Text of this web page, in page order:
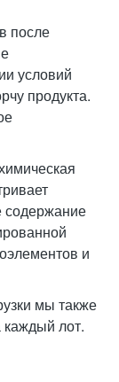
после
условий
продукта.
содержание
и
мы также
каждый лот.